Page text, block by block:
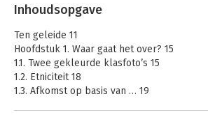
Inhoudsopgave
Ten geleide 11
Hoofdstuk 1. Waar gaat het over? 15
1.1. Twee gekleurde klasfoto’s 15
1.2. Etniciteit 18
1.3. Afkomst op basis van … 19